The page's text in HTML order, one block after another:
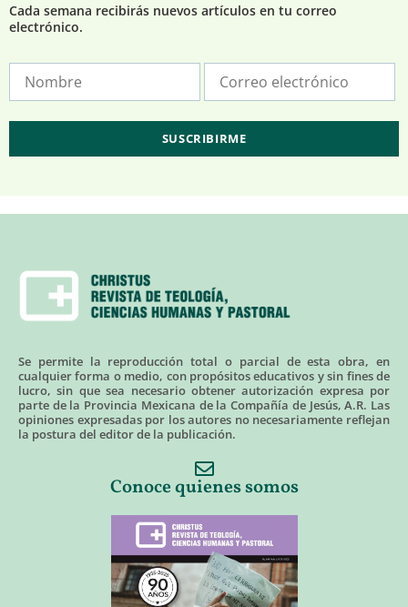
Cada semana recibirás nuevos artículos en tu correo
electrónico.
Se permite la reproducción total o parcial de esta obra, en
cualquier forma o medio, con propósitos educativos y sin fines de
lucro, sin que sea necesario obtener autorización expresa por
parte de la Provincia Mexicana de la Compañía de Jesús, A.R. Las
opiniones expresadas por los autores no necesariamente reflejan
la postura del editor de la publicación.
Conoce quienes somos